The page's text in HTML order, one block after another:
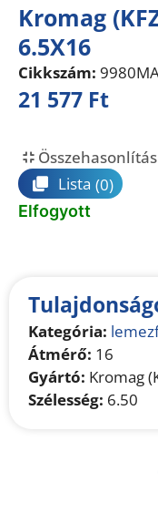
Kromag
6.5X16
Cikkszám:
21 577 Ft
Összehasonlítás
Lista (0)
Elfogyott
Kategória:
Átmérő: 16
Gyártó: Kromag
Szélesség: 6.50